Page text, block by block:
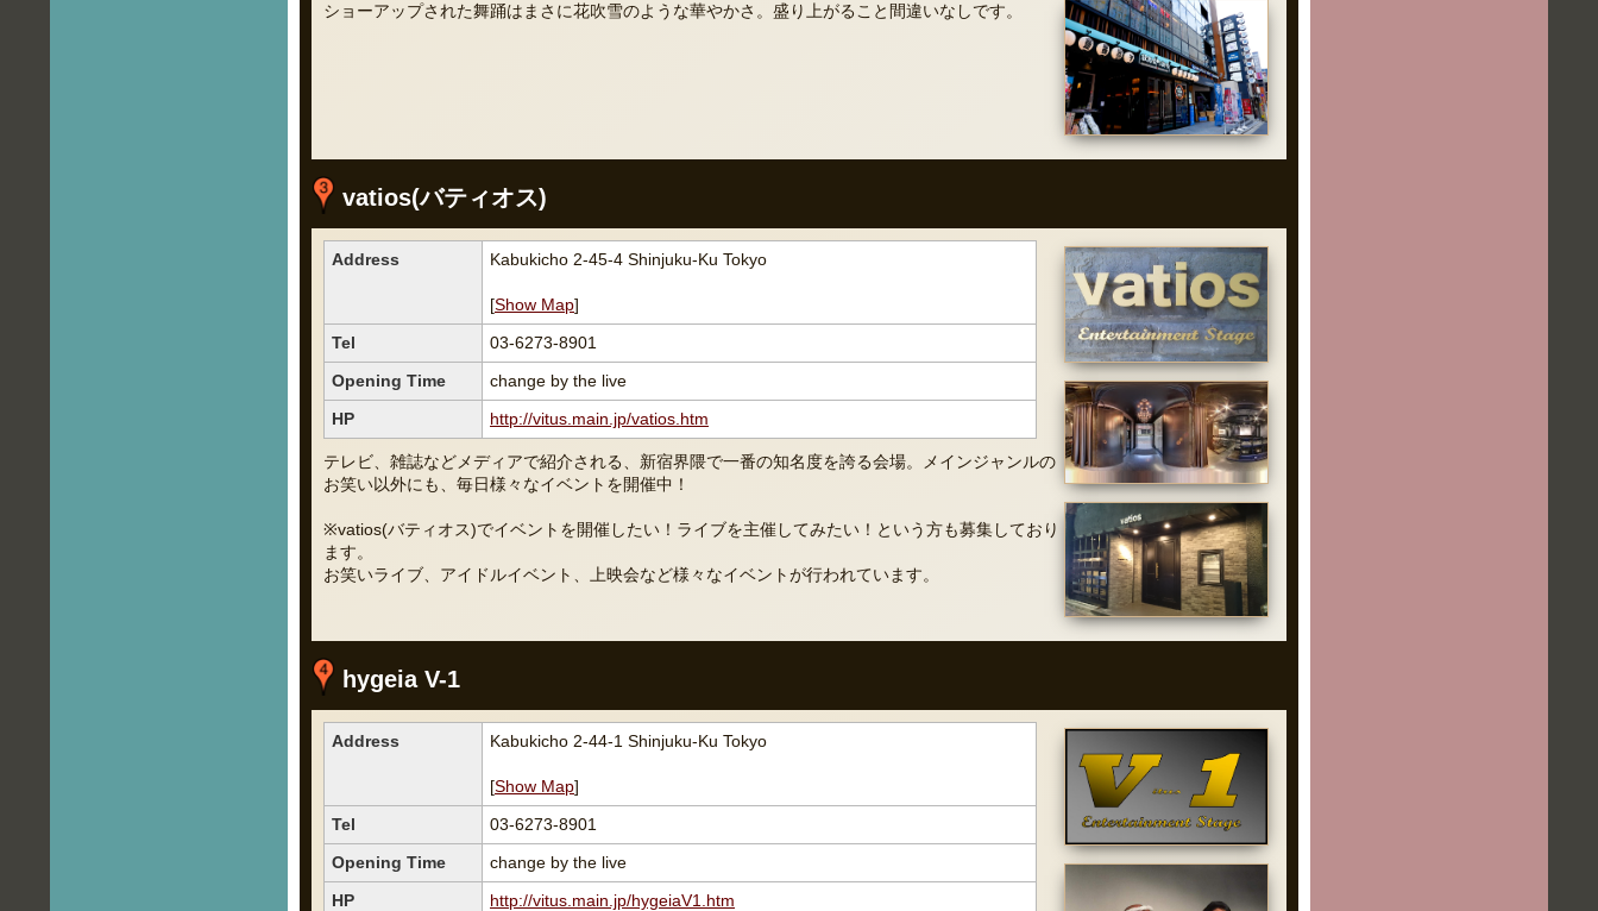
ショーアップされた舞踊はまさに花吹雪のような華やかさ。盛り上がること間違いなしです。
vatios(バティオス)
Address Kabukicho 2-45-4 Shinjuku-Ku Tokyo
[Show Map]
Tel
03-6273-8901
Opening Time
change by the live
HP
http://vitus.main.jp/vatios.htm
テレビ、雑誌などメディアで紹介される、新宿界隈で一番の知名度を誇る会場。メインジャンルの
お笑い以外にも、毎日様々なイベントを開催中！
※vatios(バティオス)でイベントを開催したい！ライブを主催してみたい！という方も募集しており
ます。
お笑いライブ、アイドルイベント、上映会など様々なイベントが行われています。
hygeia V-1
Address Kabukicho 2-44-1 Shinjuku-Ku Tokyo
[Show Map]
Tel
03-6273-8901
Opening Time
change by the live
HP
http://vitus.main.jp/hygeiaV1.htm